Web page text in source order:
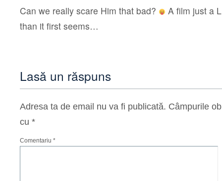
Can we really scare Him that bad?
A film just a
than it first seems…
Lasă un răspuns
Adresa ta de email nu va fi publicată. Câmpurile
cu *
Comentariu *